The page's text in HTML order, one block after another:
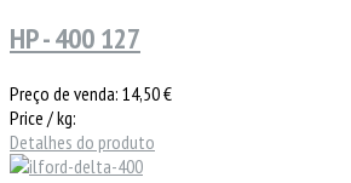
HP - 400 127
Preço de venda: 14,50 €
Price / kg:
Detalhes do produto